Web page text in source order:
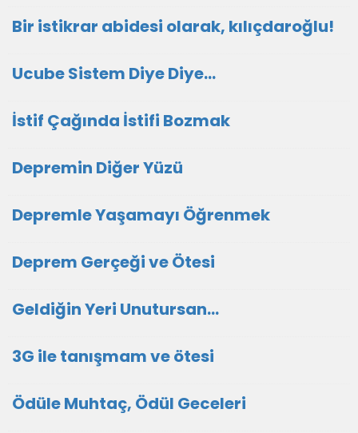
Bir istikrar abidesi olarak, kılıçdaroğlu!
Ucube Sistem Diye Diye…
İstif Çağında İstifi Bozmak
Depremin Diğer Yüzü
Depremle Yaşamayı Öğrenmek
Deprem Gerçeği ve Ötesi
Geldiğin Yeri Unutursan…
3G ile tanışmam ve ötesi
Ödüle Muhtaç, Ödül Geceleri